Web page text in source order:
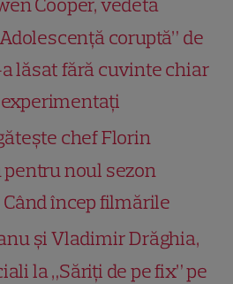
Cooper, vedeta
coruptă” de
lăsat fără cuvinte chiar
chef Florin
noul sezon
încep filmările
și Vladimir Drăghia,
la „Săriți de pe fix” pe